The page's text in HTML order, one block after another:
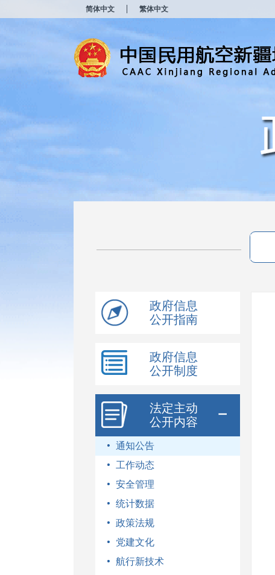
简体中文 繁体中文
政府信息
公开指南
政府信息
公开制度
法定主动
公开内容
通知公告
工作动态
安全管理
统计数据
政策法规
党建文化
航行新技术
窗